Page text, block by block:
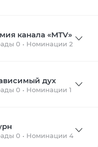
канала «MTV»
0 • Номинации 2
дух
0 • Номинации 1
0 • Номинации 4